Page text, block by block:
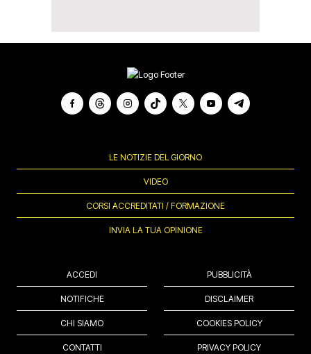
LE NOTIZIE DEL GIORNO
VIDEO
CORSI ACCREDITATI / FORMAZIONE
INVIA LA TUA OPINIONE
ACCEDI
NOTIFICHE
CHI SIAMO
CONTATTI
PUBBLICITÀ
DISCLAIMER
COOKIES POLICY
PRIVACY POLICY